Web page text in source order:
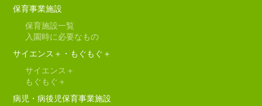
保育事業施設
保育施設一覧
入園時に必要なもの
サイエンス＋・もぐもぐ＋
サイエンス＋
もぐもぐ＋
病児・病後児保育事業施設